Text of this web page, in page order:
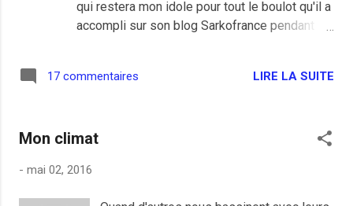
lien exceptionnellement, ne se pose
jamais les bonnes questions du haut de
tranquille.
qui restera mon idole pour tout le boulot qu'il a
accompli sur son blog Sarkofrance pendant
devenu un peu délétère, la faute à la droite, à
socialistes, communistes et radicaux, gagne
qui met en oeuvre un programme social sans
précédent et des réformes historiques
17 commentaires LIRE LA SUITE
Mon climat
- mai 02, 2016